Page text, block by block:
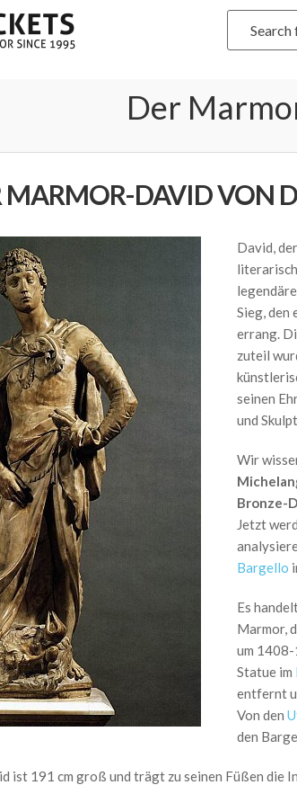
Der
MARMOR-DAVID VON
David,
Sieg, den
errang.
zuteil
seinen
und
Wir
Bronze-
Jetzt
Bargello
Es
Marmor,
um 1408-
Statue im
entfernt
Von den
den
ist 191 cm groß und trägt zu seinen Füßen die